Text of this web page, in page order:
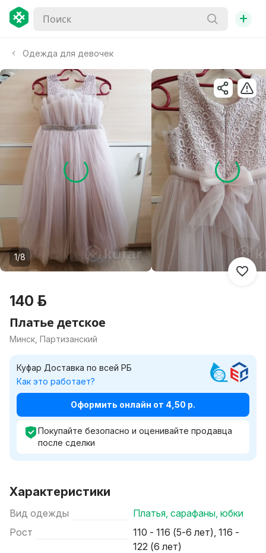
+
Одежда для девочек
1/8
140 р.
Платье детское
Минск, Партизанский
Куфар Доставка по всей РБ
Как это работает?
Оформить онлайн от 4,50 р.
Покупайте безопасно и оценивайте продавца
после сделки
Характеристики
Вид одежды
Платья, сарафаны, юбки
Рост
110 - 116 (5-6 лет), 116 -
122 (6 лет)